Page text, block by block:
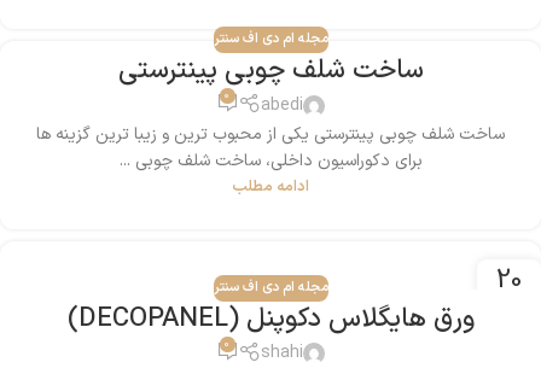
مجله ام دی اف سنتر
ساخت شلف چوبی پینترستی
abedi
0
ساخت شلف چوبی پینترستی یکی از محبوب ‌ترین و زیبا ترین گزینه‌ ها
برای دکوراسیون داخلی، ساخت شلف چوبی ...
ادامه مطلب
20 مجله ام دی اف سنتر
ورق هایگلاس دکوپنل (DECOPANEL)
shahi
0